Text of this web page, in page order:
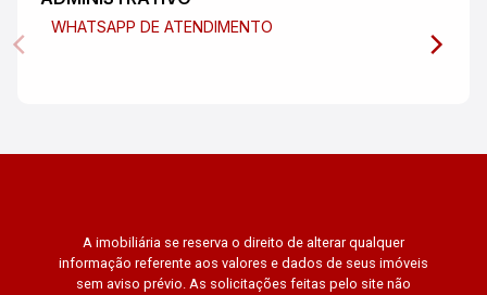
WHATSAPP DE ATENDIMENTO
A imobiliária se reserva o direito de alterar qualquer
informação referente aos valores e dados de seus imóveis
sem aviso prévio. As solicitações feitas pelo site não